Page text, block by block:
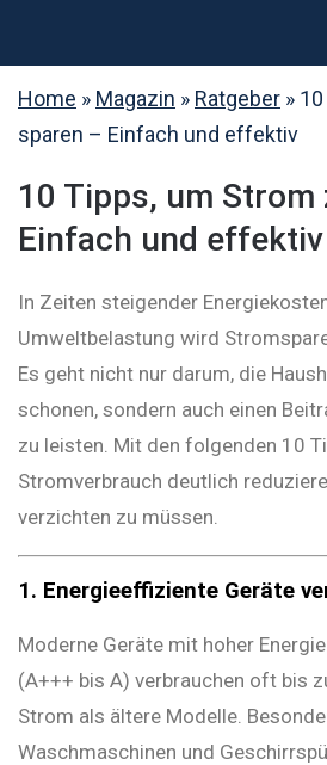
Home » Magazin » Ratgeber »
sparen – Einfach und effektiv
10 Tipps, um Strom
Einfach und effektiv
In Zeiten steigender
Umweltbelastung wird
Es geht nicht nur darum, die
schonen, sondern auch einen
zu leisten. Mit den folgenden 10
Stromverbrauch deutlich
verzichten zu müssen.
1. Energieeffiziente Geräte
Moderne Geräte mit hoher
(A+++ bis A) verbrauchen oft bis
Strom als ältere Modelle.
Waschmaschinen und